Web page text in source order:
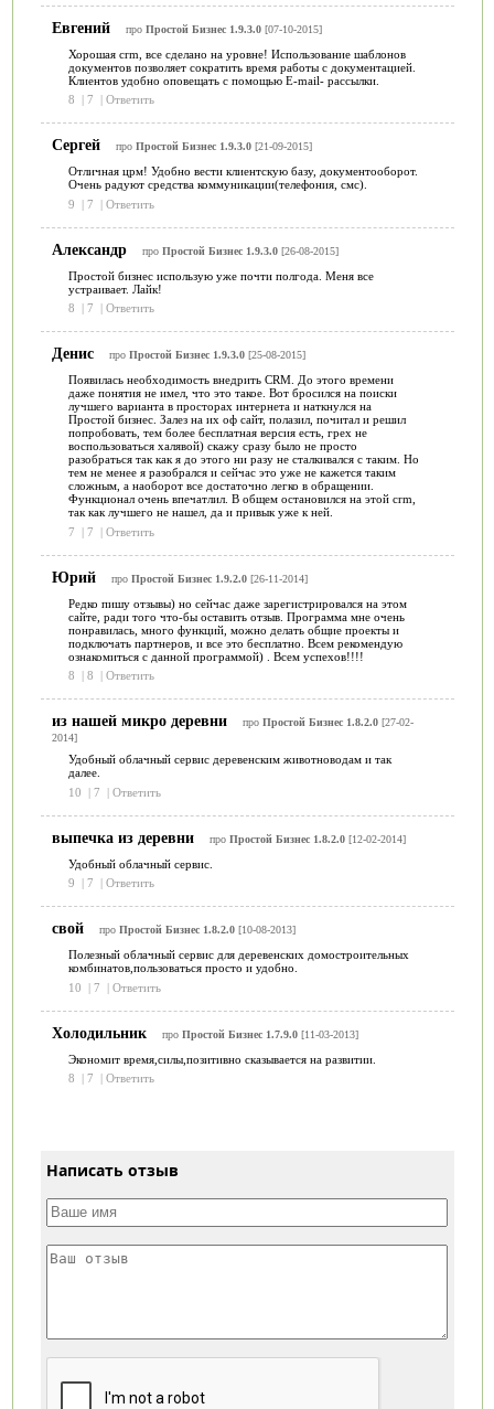
Евгений про Простой Бизнес 1.9.3.0[07-10-2015]
Хорошая crm, все сделано на уровне! Использование шаблонов
документов позволяет сократить время работы с документацией.
Клиентов удобно оповещать с помощью E-mail- рассылки.
8
| 7 | Ответить
Сергей про Простой Бизнес 1.9.3.0[21-09-2015]
Отличная црм! Удобно вести клиентскую базу, документооборот.
Очень радуют средства коммуникации(телефония, смс).
9
| 7 | Ответить
Александр про Простой Бизнес 1.9.3.0[26-08-2015]
Простой бизнес использую уже почти полгода. Меня все
устраивает. Лайк!
8
| 7 | Ответить
Денис про Простой Бизнес 1.9.3.0[25-08-2015]
Появилась необходимость внедрить CRM. До этого времени
даже понятия не имел, что это такое. Вот бросился на поиски
лучшего варианта в просторах интернета и наткнулся на
Простой бизнес. Залез на их оф сайт, полазил, почитал и решил
попробовать, тем более бесплатная версия есть, грех не
воспользоваться халявой) скажу сразу было не просто
разобраться так как я до этого ни разу не сталкивался с таким. Но
тем не менее я разобрался и сейчас это уже не кажется таким
сложным, а наоборот все достаточно легко в обращении.
Функционал очень впечатлил. В общем остановился на этой crm,
так как лучшего не нашел, да и привык уже к ней.
7
| 7 | Ответить
Юрий про Простой Бизнес 1.9.2.0[26-11-2014]
Редко пишу отзывы) но сейчас даже зарегистрировался на этом
сайте, ради того что-бы оставить отзыв. Программа мне очень
понравилась, много функций, можно делать общие проекты и
подключать партнеров, и все это бесплатно. Всем рекомендую
ознакомиться с данной программой) . Всем успехов!!!!
8
| 8 | Ответить
из нашей микро деревни про Простой Бизнес 1.8.2.0[27-02-
2014]
Удобный облачный сервис деревенским животноводам и так
далее.
10
| 7 | Ответить
выпечка из деревни про Простой Бизнес 1.8.2.0[12-02-2014]
Удобный облачный сервис.
9
| 7 | Ответить
свой про Простой Бизнес 1.8.2.0[10-08-2013]
Полезный облачный сервис для деревенских домостроительных
комбинатов,пользоваться просто и удобно.
10
| 7 | Ответить
Холодильник про Простой Бизнес 1.7.9.0[11-03-2013]
Экономит время,силы,позитивно сказывается на развитии.
8
| 7 | Ответить
Написать отзыв